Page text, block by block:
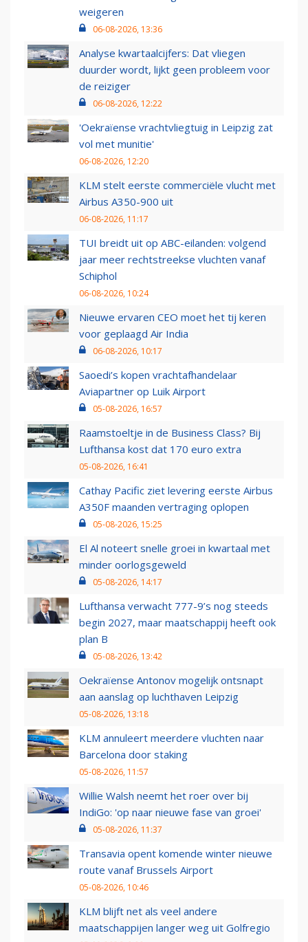
weigeren
06-08-2026, 13:36
Analyse kwartaalcijfers: Dat vliegen
duurder wordt, lijkt geen probleem voor
de reiziger
06-08-2026, 12:22
'Oekraïense vrachtvliegtuig in Leipzig zat
vol met munitie'
06-08-2026, 12:20
KLM stelt eerste commerciële vlucht met
Airbus A350-900 uit
06-08-2026, 11:17
TUI breidt uit op ABC-eilanden: volgend
jaar meer rechtstreekse vluchten vanaf
Schiphol
06-08-2026, 10:24
Nieuwe ervaren CEO moet het tij keren
voor geplaagd Air India
06-08-2026, 10:17
Saoedi’s kopen vrachtafhandelaar
Aviapartner op Luik Airport
05-08-2026, 16:57
Raamstoeltje in de Business Class? Bij
Lufthansa kost dat 170 euro extra
05-08-2026, 16:41
Cathay Pacific ziet levering eerste Airbus
A350F maanden vertraging oplopen
05-08-2026, 15:25
El Al noteert snelle groei in kwartaal met
minder oorlogsgeweld
05-08-2026, 14:17
Lufthansa verwacht 777-9’s nog steeds
begin 2027, maar maatschappij heeft ook
plan B
05-08-2026, 13:42
Oekraïense Antonov mogelijk ontsnapt
aan aanslag op luchthaven Leipzig
05-08-2026, 13:18
KLM annuleert meerdere vluchten naar
Barcelona door staking
05-08-2026, 11:57
Willie Walsh neemt het roer over bij
IndiGo: 'op naar nieuwe fase van groei'
05-08-2026, 11:37
Transavia opent komende winter nieuwe
route vanaf Brussels Airport
05-08-2026, 10:46
KLM blijft net als veel andere
maatschappijen langer weg uit Golfregio